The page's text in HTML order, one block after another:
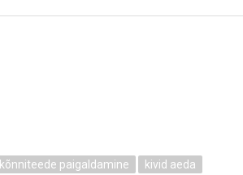
kõnniteede paigaldamine
kivid aeda